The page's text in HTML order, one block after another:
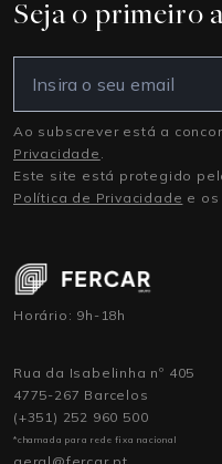
Seja o primeiro
Ao subscrever está a
Privacidade .
Este site está protegido
Política de Privacidade e
Horário: 9h-18h
Rua da Isabelinha nº 405
4775-267 Barcelos
(+351) 252 960 500
*chamada para rede fixa nacional